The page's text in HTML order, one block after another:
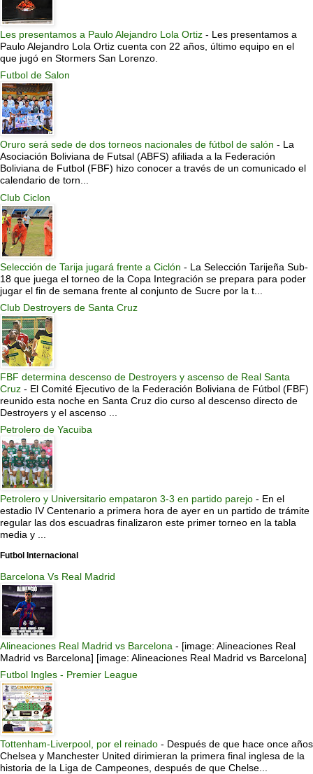
Les presentamos a Paulo Alejandro Lola Ortiz - Les presentamos a
Paulo Alejandro Lola Ortiz cuenta con 22 años, último equipo en el
que jugó en Stormers San Lorenzo.
Futbol de Salon
Oruro será sede de dos torneos nacionales de fútbol de salón - La
Asociación Boliviana de Futsal (ABFS) afiliada a la Federación
Boliviana de Futbol (FBF) hizo conocer a través de un comunicado el
calendario de torn...
Club Ciclon
Selección de Tarija jugará frente a Ciclón - La Selección Tarijeña Sub-
18 que juega el torneo de la Copa Integración se prepara para poder
jugar el fin de semana frente al conjunto de Sucre por la t...
Club Destroyers de Santa Cruz
FBF determina descenso de Destroyers y ascenso de Real Santa
Cruz - El Comité Ejecutivo de la Federación Boliviana de Fútbol (FBF)
reunido esta noche en Santa Cruz dio curso al descenso directo de
Destroyers y el ascenso ...
Petrolero de Yacuiba
Petrolero y Universitario empataron 3-3 en partido parejo - En el
estadio IV Centenario a primera hora de ayer en un partido de trámite
regular las dos escuadras finalizaron este primer torneo en la tabla
media y ...
Futbol Internacional
Barcelona Vs Real Madrid
Alineaciones Real Madrid vs Barcelona - [image: Alineaciones Real
Madrid vs Barcelona] [image: Alineaciones Real Madrid vs Barcelona]
Futbol Ingles - Premier League
Tottenham-Liverpool, por el reinado - Después de que hace once años
Chelsea y Manchester United dirimieran la primera final inglesa de la
historia de la Liga de Campeones, después de que Chelse...